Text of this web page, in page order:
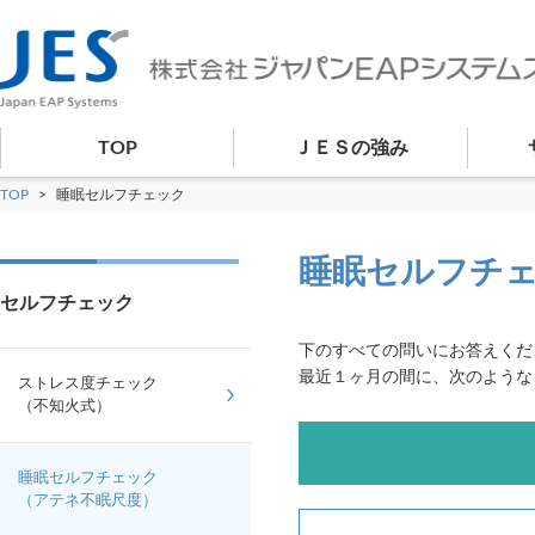
TOP ＪＥＳの強み
TOP > 睡眠セルフチェック
睡眠セルフチ
下のすべての問いにお答えく
最近１ヶ月の間に、次のよう
セルフチェック
ストレス度チェック
（不知火式）
睡眠セルフチェック
（アテネ不眠尺度）